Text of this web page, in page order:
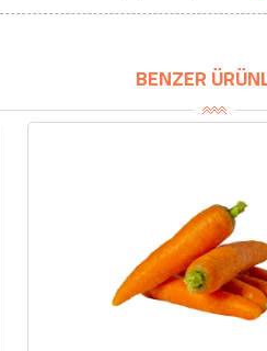
BENZER
BU HAFTANIN
2690,00 TL